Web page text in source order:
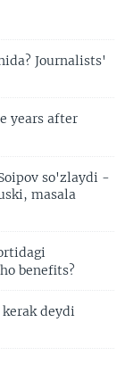
Journalists'
years after
so'zlaydi -
masala
benefits?
deydi